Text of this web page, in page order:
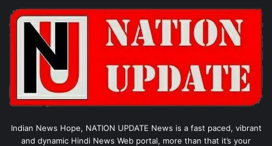
Indian News Hope, NATION UPDATE News is a fast paced, vibrant
and dynamic Hindi News Web portal, more than that it’s your